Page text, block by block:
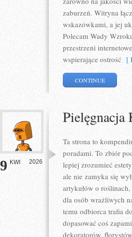
zaburzeń. Witryna
wskazówkami, a jej
Polecam Wady
przestrzeni
wspierające ostrość [
CONTINUE
9 KWI 2026
Pielęgnacja
Ta strona to
poradami. To zbiór
lepiej zrozumieć
ale nie zamyka się
artykułów o
dla osób wrażliwych
temu odbiorca trafia
dopasować coś
dekoratorów,